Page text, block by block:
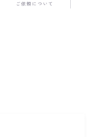
ご依頼について